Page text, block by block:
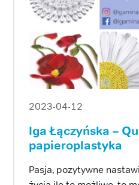
2023-04-12
Iga Łączyńska –
papieroplastyka
Pasja, pozytywne